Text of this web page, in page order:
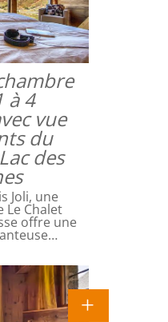
à 4
vue
du
des
Joli, une
Le Chalet
offre une